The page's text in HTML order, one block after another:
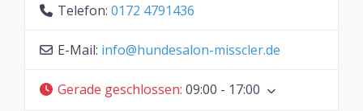
Telefon: 0172 4791436
E-Mail: info@hundesalon-misscler.de
Gerade geschlossen: 09:00 - 17:00